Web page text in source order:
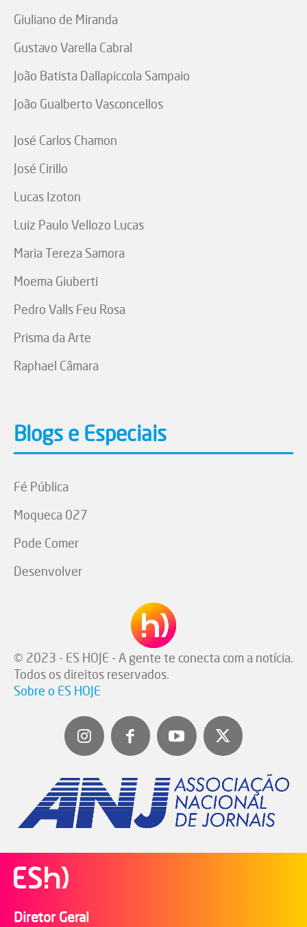
Giuliano de Miranda
Gustavo Varella Cabral
João Batista Dallapiccola Sampaio
João Gualberto Vasconcellos
José Carlos Chamon
José Cirillo
Lucas Izoton
Luiz Paulo Vellozo Lucas
Maria Tereza Samora
Moema Giuberti
Pedro Valls Feu Rosa
Prisma da Arte
Raphael Câmara
Blogs e Especiais
Fé Pública
Moqueca 027
Pode Comer
Desenvolver
© 2023 - ES HOJE - A gente te conecta com a notícia.
Todos os direitos reservados.
Sobre o ES HOJE
Diretor Geral